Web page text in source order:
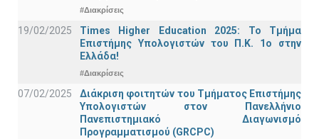
#Διακρίσεις
19/02/2025
Times Higher Education 2025: Το Τμήμα
Επιστήμης Υπολογιστών του Π.Κ. 1ο στην
Ελλάδα!
#Διακρίσεις
07/02/2025
Διάκριση φοιτητών του Τμήματος Επιστήμης
Υπολογιστών στον Πανελλήνιο
Πανεπιστημιακό Διαγωνισμό
Προγραμματισμού (GRCPC)